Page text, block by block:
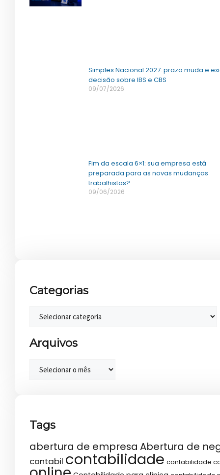
Simples Nacional 2027: prazo muda e
decisão sobre IBS e CBS
09/07/2026
Fim da escala 6×1: sua empresa está
preparada para as novas mudanças
trabalhistas?
09/06/2026
Categorias
Arquivos
Tags
abertura de empresa Abertura de
contabil contabilidade contabilidade